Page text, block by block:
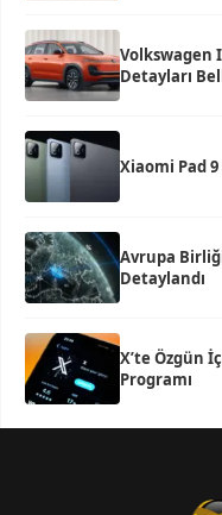
Volkswagen
Detayları
Xiaomi Pad
Avrupa
Detaylandı
X’te Özgün
Programı